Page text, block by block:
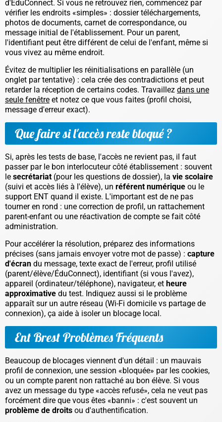
d'ÉduConnect. Si vous ne retrouvez rien, commencez par
vérifier les endroits «simples» : dossier téléchargements,
photos de documents, carnet de correspondance, ou
message initial de l'établissement. Pour un parent,
l'identifiant peut être différent de celui de l'enfant, même si
vous vivez au même endroit.
Évitez de multiplier les réinitialisations en parallèle (un
onglet par tentative) : cela crée des contradictions et peut
retarder la réception de certains codes. Travaillez dans une
seule fenêtre et notez ce que vous faites (profil choisi,
message d'erreur exact).
Que faire si l'accès reste bloqué ?
Si, après les tests de base, l'accès ne revient pas, il faut
passer par le bon interlocuteur côté établissement : souvent
le secrétariat (pour les questions de dossier), la vie scolaire
(suivi et accès liés à l'élève), un référent numérique ou le
support ENT quand il existe. L'important est de ne pas
tourner en rond : une correction de profil, un rattachement
parent-enfant ou une réactivation de compte se fait côté
administration.
Pour accélérer la résolution, préparez des informations
précises (sans jamais envoyer votre mot de passe) : capture
d'écran du message, texte exact de l'erreur, profil utilisé
(parent/élève/ÉduConnect), identifiant (si vous l'avez),
appareil (ordinateur/téléphone), navigateur, et heure
approximative du test. Indiquez aussi si le problème
apparaît sur un autre réseau (Wi-Fi domicile vs partage de
connexion), ça aide à isoler un blocage local.
Ent Brest Problèmes Fréquents
Beaucoup de blocages viennent d'un détail : un mauvais
profil de connexion, une session «bloquée» par les cookies,
ou un compte parent non rattaché au bon élève. Si vous
avez un message du type «accès refusé», cela ne veut pas
forcément dire que vous êtes «banni» : c'est souvent un
problème de droits ou d'authentification.